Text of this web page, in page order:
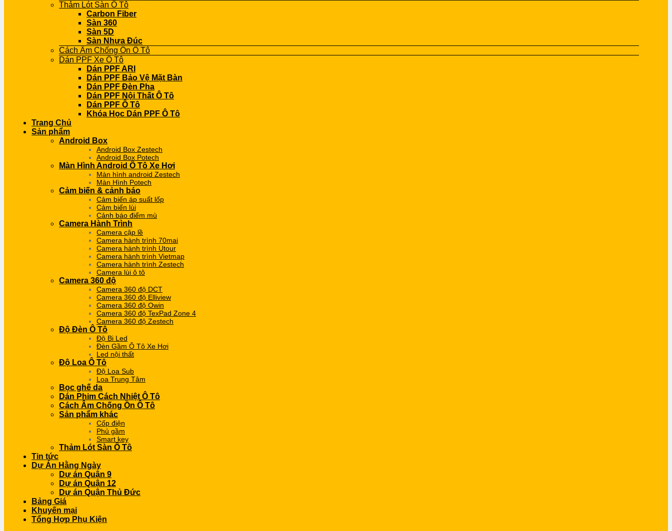
Thảm Lót Sàn Ô Tô
Carbon Fiber
Sàn 360
Sàn 5D
Sàn Nhựa Đúc
Cách Âm Chống Ồn Ô Tô
Dán PPF Xe Ô Tô
Dán PPF ARI
Dán PPF Bảo Vệ Mặt Bàn
Dán PPF Đèn Pha
Dán PPF Nội Thất Ô Tô
Dán PPF Ô Tô
Khóa Học Dán PPF Ô Tô
Trang Chủ
Sản phẩm
Android Box
Android Box Zestech
Android Box Potech
Màn Hình Android Ô Tô Xe Hơi
Màn hình android Zestech
Màn Hình Potech
Cảm biến & cảnh báo
Cảm biến áp suất lốp
Cảm biến lùi
Cảnh báo điểm mù
Camera Hành Trình
Camera cập lề
Camera hành trình 70mai
Camera hành trình Utour
Camera hành trình Vietmap
Camera hành trình Zestech
Camera lùi ô tô
Camera 360 độ
Camera 360 độ DCT
Camera 360 độ Elliview
Camera 360 độ Owin
Camera 360 độ TexPad Zone 4
Camera 360 độ Zestech
Độ Đèn Ô Tô
Độ Bi Led
Đèn Gầm Ô Tô Xe Hơi
Led nội thất
Độ Loa Ô Tô
Độ Loa Sub
Loa Trung Tâm
Bọc ghế da
Dán Phim Cách Nhiệt Ô Tô
Cách Âm Chống Ồn Ô Tô
Sản phẩm khác
Cốp điện
Phủ gầm
Smart key
Thảm Lót Sàn Ô Tô
Tin tức
Dự Án Hằng Ngày
Dự án Quận 9
Dự án Quận 12
Dự án Quận Thủ Đức
Bảng Giá
Khuyến mại
Tổng Hợp Phụ Kiện